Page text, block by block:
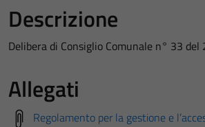
Descrizione
Delibera di Consiglio Comunale n° 33
Allegati
Regolamento per la gestione e